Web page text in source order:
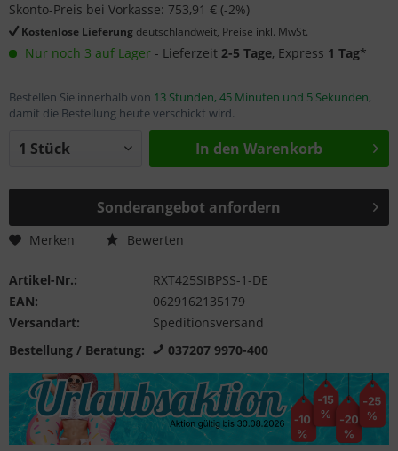
Skonto-Preis bei Vorkasse: 753,91 € (-2%)
Kostenlose Lieferung deutschlandweit, Preise inkl. MwSt.
Nur noch 3 auf Lager - Lieferzeit 2-5 Tage, Express 1 Tag*
Bestellen Sie innerhalb von 13 Stunden, 45 Minuten und 5 Sekunden,
damit die Bestellung heute verschickt wird.
In den Warenkorb
Sonderangebot anfordern
Merken Bewerten
Artikel-Nr.:
RXT425SIBPSS-1-DE
EAN:
0629162135179
Versandart:
Speditionsversand
Bestellung / Beratung:
037207 9970-400